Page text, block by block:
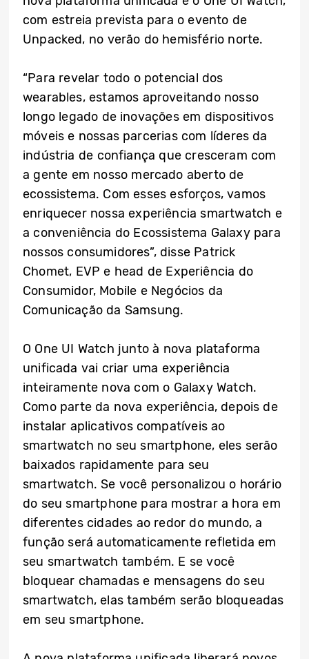
com estreia prevista para o evento de
Unpacked, no verão do hemisfério norte.
“Para revelar todo o potencial dos
wearables, estamos aproveitando nosso
longo legado de inovações em dispositivos
móveis e nossas parcerias com líderes da
indústria de confiança que cresceram com
a gente em nosso mercado aberto de
ecossistema. Com esses esforços, vamos
enriquecer nossa experiência smartwatch e
a conveniência do Ecossistema Galaxy para
nossos consumidores”, disse Patrick
Chomet, EVP e head de Experiência do
Consumidor, Mobile e Negócios da
Comunicação da Samsung.
O One UI Watch junto à nova plataforma
unificada vai criar uma experiência
inteiramente nova com o Galaxy Watch.
Como parte da nova experiência, depois de
instalar aplicativos compatíveis ao
smartwatch no seu smartphone, eles serão
baixados rapidamente para seu
smartwatch. Se você personalizou o horário
do seu smartphone para mostrar a hora em
diferentes cidades ao redor do mundo, a
função será automaticamente refletida em
seu smartwatch também. E se você
bloquear chamadas e mensagens do seu
smartwatch, elas também serão bloqueadas
em seu smartphone.